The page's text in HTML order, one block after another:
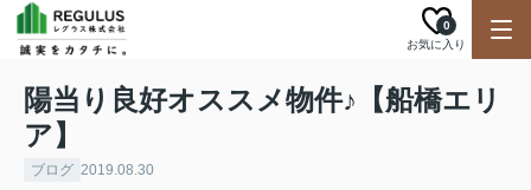
お気に入り
0
陽当り良好オススメ物件♪【船橋エリ
ア】
ブログ 2019.08.30